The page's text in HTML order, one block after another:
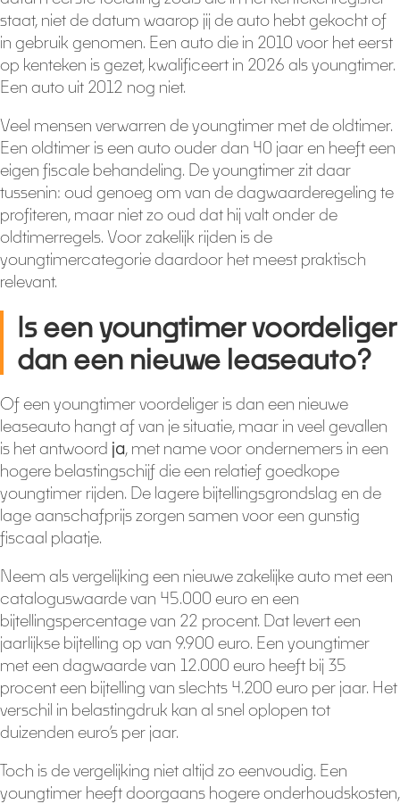
staat, niet de datum waarop jij de auto hebt gekocht of
in gebruik genomen. Een auto die in 2010 voor het eerst
op kenteken is gezet, kwalificeert in 2026 als youngtimer.
Een auto uit 2012 nog niet.
Veel mensen verwarren de youngtimer met de oldtimer.
Een oldtimer is een auto ouder dan 40 jaar en heeft een
eigen fiscale behandeling. De youngtimer zit daar
tussenin: oud genoeg om van de dagwaarderegeling te
profiteren, maar niet zo oud dat hij valt onder de
oldtimerregels. Voor zakelijk rijden is de
youngtimercategorie daardoor het meest praktisch
relevant.
Is een youngtimer voordeliger
dan een nieuwe leaseauto?
Of een youngtimer voordeliger is dan een nieuwe
leaseauto hangt af van je situatie, maar in veel gevallen
is het antwoord ja, met name voor ondernemers in een
hogere belastingschijf die een relatief goedkope
youngtimer rijden. De lagere bijtellingsgrondslag en de
lage aanschafprijs zorgen samen voor een gunstig
fiscaal plaatje.
Neem als vergelijking een nieuwe zakelijke auto met een
cataloguswaarde van 45.000 euro en een
bijtellingspercentage van 22 procent. Dat levert een
jaarlijkse bijtelling op van 9.900 euro. Een youngtimer
met een dagwaarde van 12.000 euro heeft bij 35
procent een bijtelling van slechts 4.200 euro per jaar. Het
verschil in belastingdruk kan al snel oplopen tot
duizenden euro’s per jaar.
Toch is de vergelijking niet altijd zo eenvoudig. Een
youngtimer heeft doorgaans hogere onderhoudskosten,